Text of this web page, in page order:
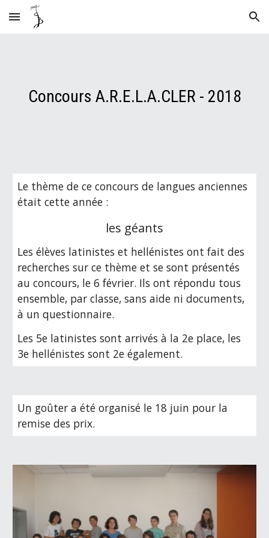
Skip to main content Skip to navigation
Concours A.R.E.L.A.CLER - 2018
Le thème de ce concours de langues anciennes
était cette année :
les géants
Les élèves latinistes et hellénistes ont fait des
recherches sur ce thème et se sont présentés
au concours, le 6 février. Ils ont répondu tous
ensemble, par classe, sans aide ni documents,
à un questionnaire.
Les 5e latinistes sont arrivés à la 2e place, les
3e hellénistes sont 2e également.
Un goûter a été organisé le 18 juin pour la
remise des prix.